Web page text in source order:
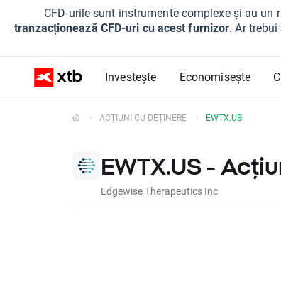
CFD-urile sunt instrumente complexe și au
tranzacționează CFD-uri cu acest furnizor. Ar
Investește Economisește
ACȚIUNI CU DEȚINERE EWTX.US
EWTX.US -
Edgewise Therapeutics Inc